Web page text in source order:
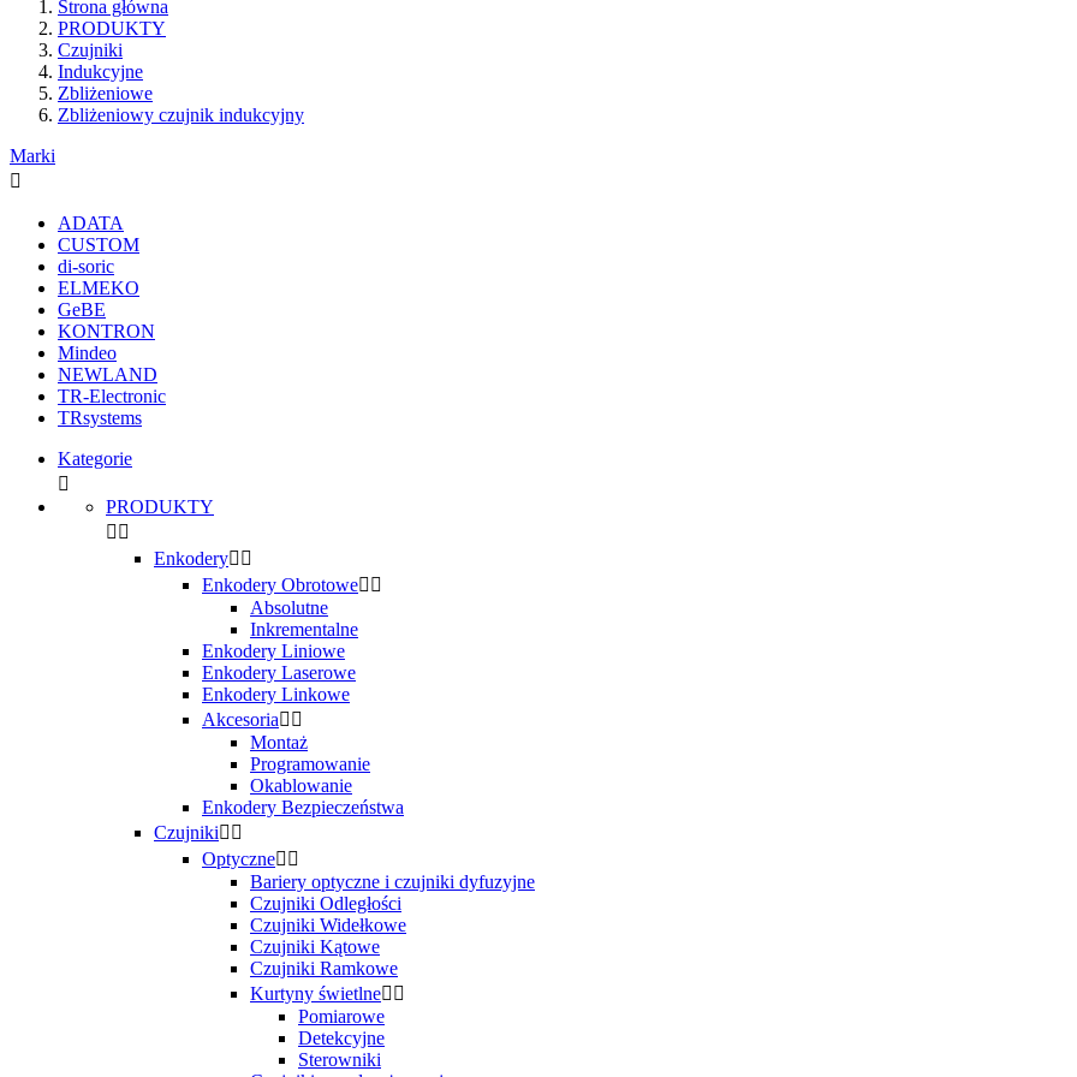
Strona główna
PRODUKTY
Czujniki
Indukcyjne
Zbliżeniowe
Zbliżeniowy czujnik indukcyjny
Marki

ADATA
CUSTOM
di-soric
ELMEKO
GeBE
KONTRON
Mindeo
NEWLAND
TR-Electronic
TRsystems
Kategorie

PRODUKTY
 
Enkodery 
Enkodery Obrotowe 
Absolutne
Inkrementalne
Enkodery Liniowe
Enkodery Laserowe
Enkodery Linkowe
Akcesoria 
Montaż
Programowanie
Okablowanie
Enkodery Bezpieczeństwa
Czujniki 
Optyczne 
Bariery optyczne i czujniki dyfuzyjne
Czujniki Odległości
Czujniki Widełkowe
Czujniki Kątowe
Czujniki Ramkowe
Kurtyny świetlne 
Pomiarowe
Detekcyjne
Sterowniki